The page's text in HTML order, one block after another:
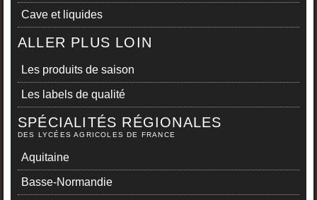
Cave et liquides
ALLER PLUS LOIN
Les produits de saison
Les labels de qualité
SPÉCIALITÉS RÉGIONALES
DES LYCÉES AGRICOLES DE FRANCE
Aquitaine
Basse-Normandie